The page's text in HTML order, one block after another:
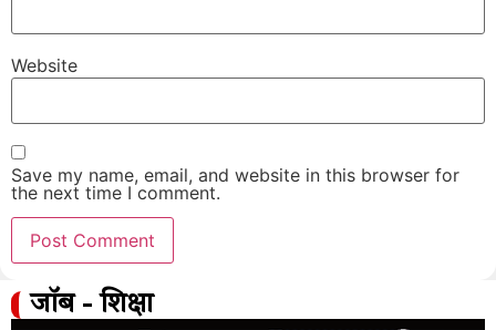
Website
Save my name, email, and website in this browser for
the next time I comment.
जॉब - शिक्षा